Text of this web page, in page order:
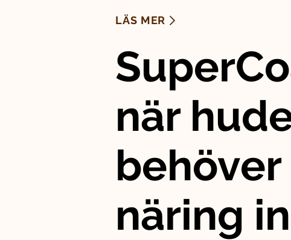
LÄS MER
när
behöver
näring